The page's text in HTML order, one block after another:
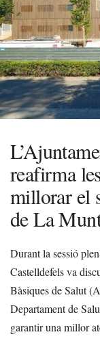
reafirma
millorar el
de La
Durant la sessió
Castelldefels va
Bàsiques de Salut
Departament de
garantir una millor